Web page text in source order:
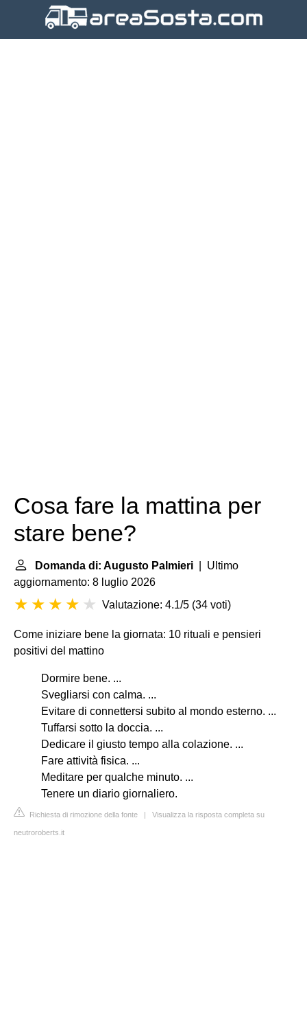
Cosa fare la mattina per
stare bene?
Domanda di: Augusto Palmieri | Ultimo
aggiornamento: 8 luglio 2026
Valutazione: 4.1/5 (34 voti)
Come iniziare bene la giornata: 10 rituali e pensieri
positivi del mattino
Dormire bene. ...
Svegliarsi con calma. ...
Evitare di connettersi subito al mondo esterno. ...
Tuffarsi sotto la doccia. ...
Dedicare il giusto tempo alla colazione. ...
Fare attività fisica. ...
Meditare per qualche minuto. ...
Tenere un diario giornaliero.
Richiesta di rimozione della fonte | Visualizza la risposta completa su
neutroroberts.it